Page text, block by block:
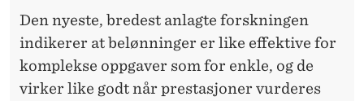
Den nyeste, bredest anlagte forskningen
indikerer at belønninger er like effektive for
komplekse oppgaver som for enkle, og de
virker like godt når prestasjoner vurderes